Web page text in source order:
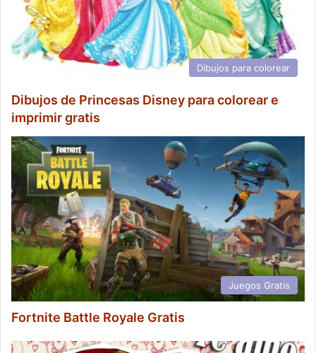
Dibujos para colorear
Dibujos de Princesas Disney para colorear e
imprimir gratis
Juegos Gratis
Fortnite Battle Royale Gratis